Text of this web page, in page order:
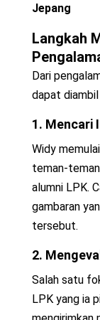
Jepang
Langkah
Dari
dapat
1. Mencari
Widy
teman-
alumni LPK.
gambaran
tersebut.
2.
Salah satu
LPK yang ia